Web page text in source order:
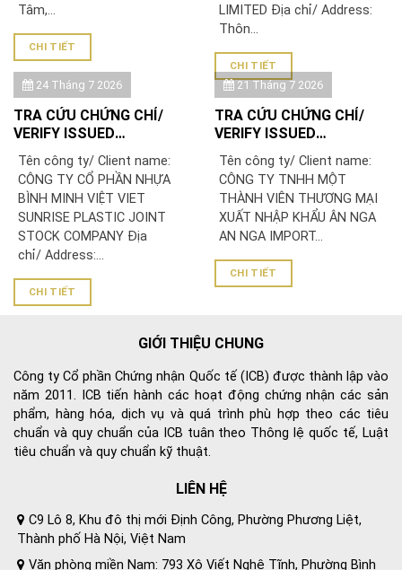
Tâm,...
CHI TIẾT
LIMITED Địa chỉ/ Address:
Thôn...
CHI TIẾT
24 Tháng 7 2026
TRA CỨU CHỨNG CHỈ/
VERIFY ISSUED
CỔ PHẦN NHỰA BÌNH
MINH VIỆT
Tên công ty/ Client name:
CÔNG TY CỔ PHẦN NHỰA
BÌNH MINH VIỆT VIET
SUNRISE PLASTIC JOINT
STOCK COMPANY Địa
chỉ/ Address:...
CHI TIẾT
21 Tháng 7 2026
TRA CỨU CHỨNG CHỈ/
VERIFY ISSUED
TNHH MỘT THÀNH VIÊN
THƯƠNG MẠI XUẤT NHẬP
KHẨU ÂN NGA
Tên công ty/ Client name:
CÔNG TY TNHH MỘT
THÀNH VIÊN THƯƠNG MẠI
XUẤT NHẬP KHẨU ÂN NGA
AN NGA IMPORT...
CHI TIẾT
GIỚI THIỆU CHUNG
Công ty Cổ phần Chứng nhận Quốc tế (ICB) được thành lập vào
năm 2011. ICB tiến hành các hoạt động chứng nhận các sản
phẩm, hàng hóa, dịch vụ và quá trình phù hợp theo các tiêu
chuẩn và quy chuẩn của ICB tuân theo Thông lệ quốc tế, Luật
tiêu chuẩn và quy chuẩn kỹ thuật.
LIÊN HỆ
C9 Lô 8, Khu đô thị mới Định Công, Phường Phương Liệt,
Thành phố Hà Nội, Việt Nam
Văn phòng miền Nam: 793 Xô Viết Nghệ Tĩnh, Phường Bình